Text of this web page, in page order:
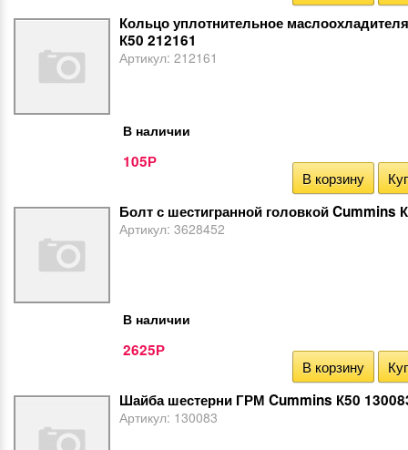
Кольцо уплотнительное
К50 212161
Артикул: 212161
В наличии
105Р
В корзину
Болт с шестигранной головкой Cummins
Артикул: 3628452
В наличии
2625Р
В корзину
Шайба шестерни ГРМ Cummins К50
Артикул: 130083